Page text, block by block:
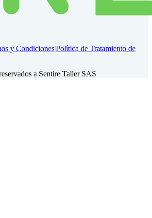
y Condiciones|Política de Tratamiento de
a Sentire Taller SAS